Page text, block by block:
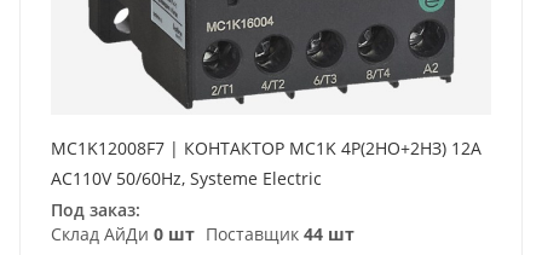
MC1K12008F7 | КОНТАКТОР MC1K 4P(2НО+2НЗ) 12A
AC110V 50/60Hz, Systeme Electric
Под заказ:
Склад АйДи 0 шт Поставщик 44 шт